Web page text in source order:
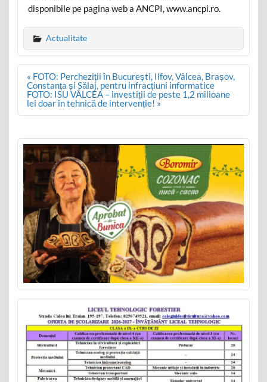
disponibile pe pagina web a ANCPI, www.ancpi.ro.
Actualitate
Post
navigation
« FOTO: Percheziții în București, Ilfov, Vâlcea, Brașov,
Constanța și Sălaj, pentru infracțiuni informatice
FOTO: ISU VÂLCEA – investiții de peste 1,2 milioane
lei doar în tehnică de intervenție! »